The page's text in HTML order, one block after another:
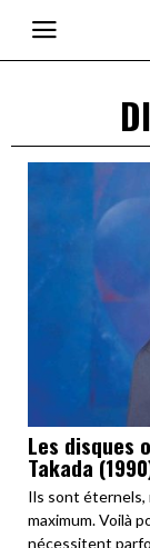
Les disques
Takada
Ils sont éternels,
maximum. Voilà
nécessitent